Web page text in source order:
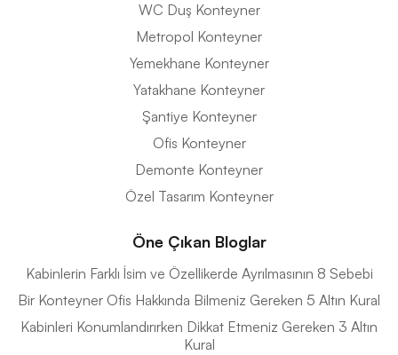
WC Duş Konteyner
Metropol Konteyner
Yemekhane Konteyner
Yatakhane Konteyner
Şantiye Konteyner
Ofis Konteyner
Demonte Konteyner
Özel Tasarım Konteyner
Öne Çıkan Bloglar
Kabinlerin Farklı İsim ve Özellikerde Ayrılmasının 8 Sebebi
Bir Konteyner Ofis Hakkında Bilmeniz Gereken 5 Altın Kural
Kabinleri Konumlandırırken Dikkat Etmeniz Gereken 3 Altın
Kural